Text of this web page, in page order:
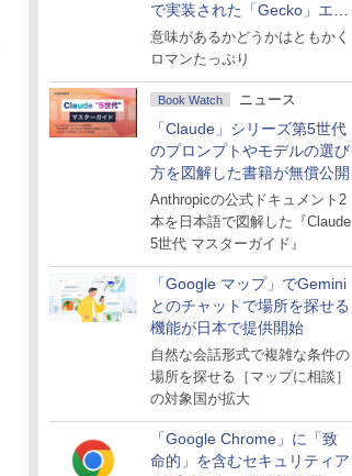
で実装された「Gecko」エン
ジン
意味があるかどうかはともかく
ロマンたっぷり
Book Watch ニュース
「Claude」シリーズ第5世代
のプロンプトやモデルの選び
方を図解した書籍が無償公開
Anthropicの公式ドキュメント2
本を日本語で図解した『Claude
5世代 マスターガイド』
「Google マップ」でGemini
とのチャットで場所を探せる
機能が日本で提供開始
自然な会話形式で複雑な条件の
場所を探せる［マップに相談］
の対象国が拡大
「Google Chrome」に「致
命的」を含むセキュリティア